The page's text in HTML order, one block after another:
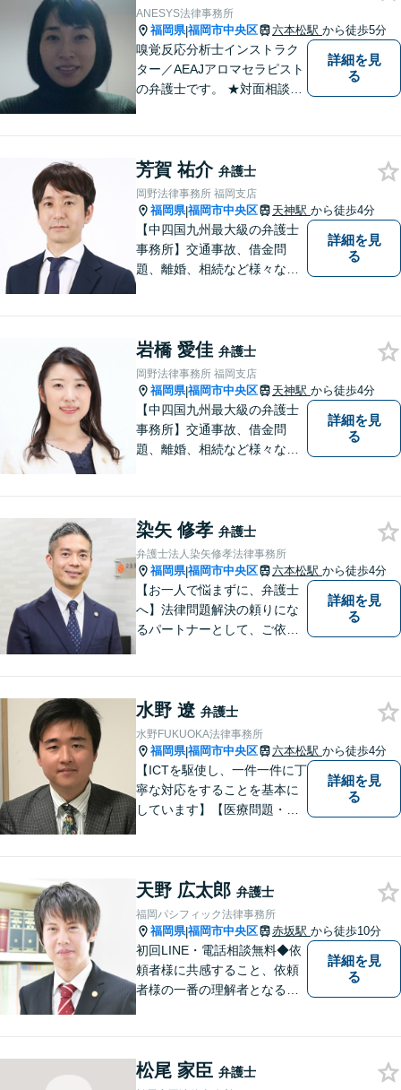
ANESYS法律事務所
福岡県|福岡市中央区 六本松駅 から徒歩5分
嗅覚反応分析士インストラク
ター／AEAJアロマセラピスト
の弁護士です。 ★対面相談が
日／夜間も、時間帯等によっ
て対応可です ★法テラス利用
は、一応可能です
詳細を見
る
芳賀 祐介 弁護士
岡野法律事務所 福岡支店
福岡県|福岡市中央区 天神駅 から徒歩4分
【中四国九州最大級の弁護士
事務所】交通事故、借金問
題、離婚、相続など様々な問
い！
詳細を見
る
岩橋 愛佳 弁護士
岡野法律事務所 福岡支店
福岡県|福岡市中央区 天神駅 から徒歩4分
【中四国九州最大級の弁護士
事務所】交通事故、借金問
題、離婚、相続など様々な問
い！
詳細を見
る
染矢 修孝 弁護士
弁護士法人染矢修孝法律事務所
福岡県|福岡市中央区 六本松駅 から徒歩4分
【お一人で悩まずに、弁護士
へ】法律問題解決の頼りにな
るパートナーとして、ご依頼
じめ、「離婚事件」、「損害
賠償請求事件」、「刑事事
件」まで多数の事件の取り扱
い【分割払い可】
詳細を見
る
水野 遼 弁護士
水野FUKUOKA法律事務所
福岡県|福岡市中央区 六本松駅 から徒歩4分
【ICTを駆使し、一件一件に丁
寧な対応をすることを基本に
しています】【医療問題・交
応】【遠隔地からのご依頼・
ご相談歓迎】あなたのために
全力で事件と向き合います！
詳細を見
る
天野 広太郎 弁護士
福岡パシフィック法律事務所
福岡県|福岡市中央区 赤坂駅 から徒歩10分
初回LINE・電話相談無料◆依
頼者様に共感すること、依頼
者様の一番の理解者となるこ
詳細を見
る
松尾 家臣 弁護士